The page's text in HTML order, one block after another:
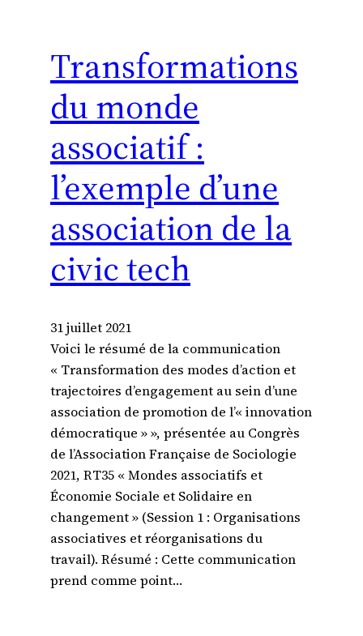
Transformations
du monde
associatif :
l’exemple d’une
association de la
civic tech
31 juillet 2021
Voici le résumé de la communication
« Transformation des modes d’action et
trajectoires d’engagement au sein d’une
association de promotion de l’« innovation
démocratique » », présentée au Congrès
de l’Association Française de Sociologie
2021, RT35 « Mondes associatifs et
Économie Sociale et Solidaire en
changement » (Session 1 : Organisations
associatives et réorganisations du
travail). Résumé : Cette communication
prend comme point…